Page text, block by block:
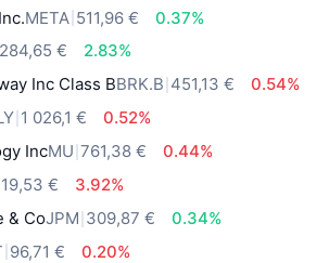
META 511,96 €
0.37%
284,65 €
2.83%
Inc Class BBRK.B 451,13 €
0.54%
1 026,1 €
0.52%
IncMU 761,38 €
0.44%
€
3.92%
& CoJPM 309,87 €
0.34%
96,71 € 0.20%